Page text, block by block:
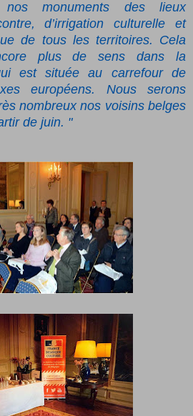
monuments des lieux
d’irrigation culturelle et
de tous les territoires. Cela
plus de sens dans la
est située au carrefour de
européens. Nous serons
nombreux nos voisins belges
de juin. "